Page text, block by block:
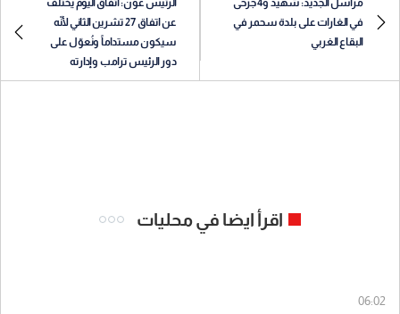
مراسل الجديد: شهيد و4 جرحى
في الغارات على بلدة سحمر في
البقاع الغربي
الرئيس عون: اتفاق اليوم يختلف
عن اتفاق 27 تشرين الثاني لأنّه
سيكون مستداماً ونُعوّل على
دور الرئيس ترامب وإدارته
اقرأ ايضا في محليات
06:02